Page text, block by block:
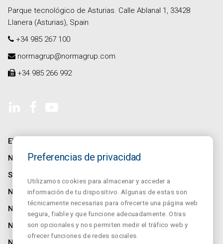
Parque tecnológico de Asturias. Calle Ablanal 1, 33428
Llanera (Asturias), Spain
+34 985 267 100
normagrup@normagrup.com
+34 985 266 992
EMPRESA
NORMALINK
SALUZ
NORMALUX
NORMALIT
NORMADET
Preferencias de privacidad
Utilizamos cookies para almacenar y acceder a
información de tu dispositivo. Algunas de estas son
técnicamente necesarias para ofrecerte una página web
segura, fiable y que funcione adecuadamente. Otras
son opcionales y nos permiten medir el tráfico web y
ofrecer funciones de redes sociales.